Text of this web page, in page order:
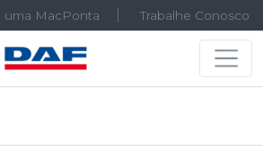
uma MacPonta Trabalhe Conosco